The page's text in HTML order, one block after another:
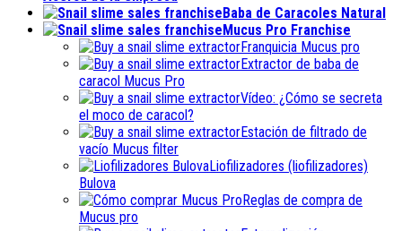
Baba de Caracoles Natural
Mucus Pro Franchise
Franquicia Mucus pro
Extractor de baba de
caracol Mucus Pro
Vídeo: ¿Cómo se secreta
el moco de caracol?
Estación de filtrado de
vacío Mucus filter
Liofilizadores (liofilizadores)
Bulova
Reglas de compra de
Mucus pro